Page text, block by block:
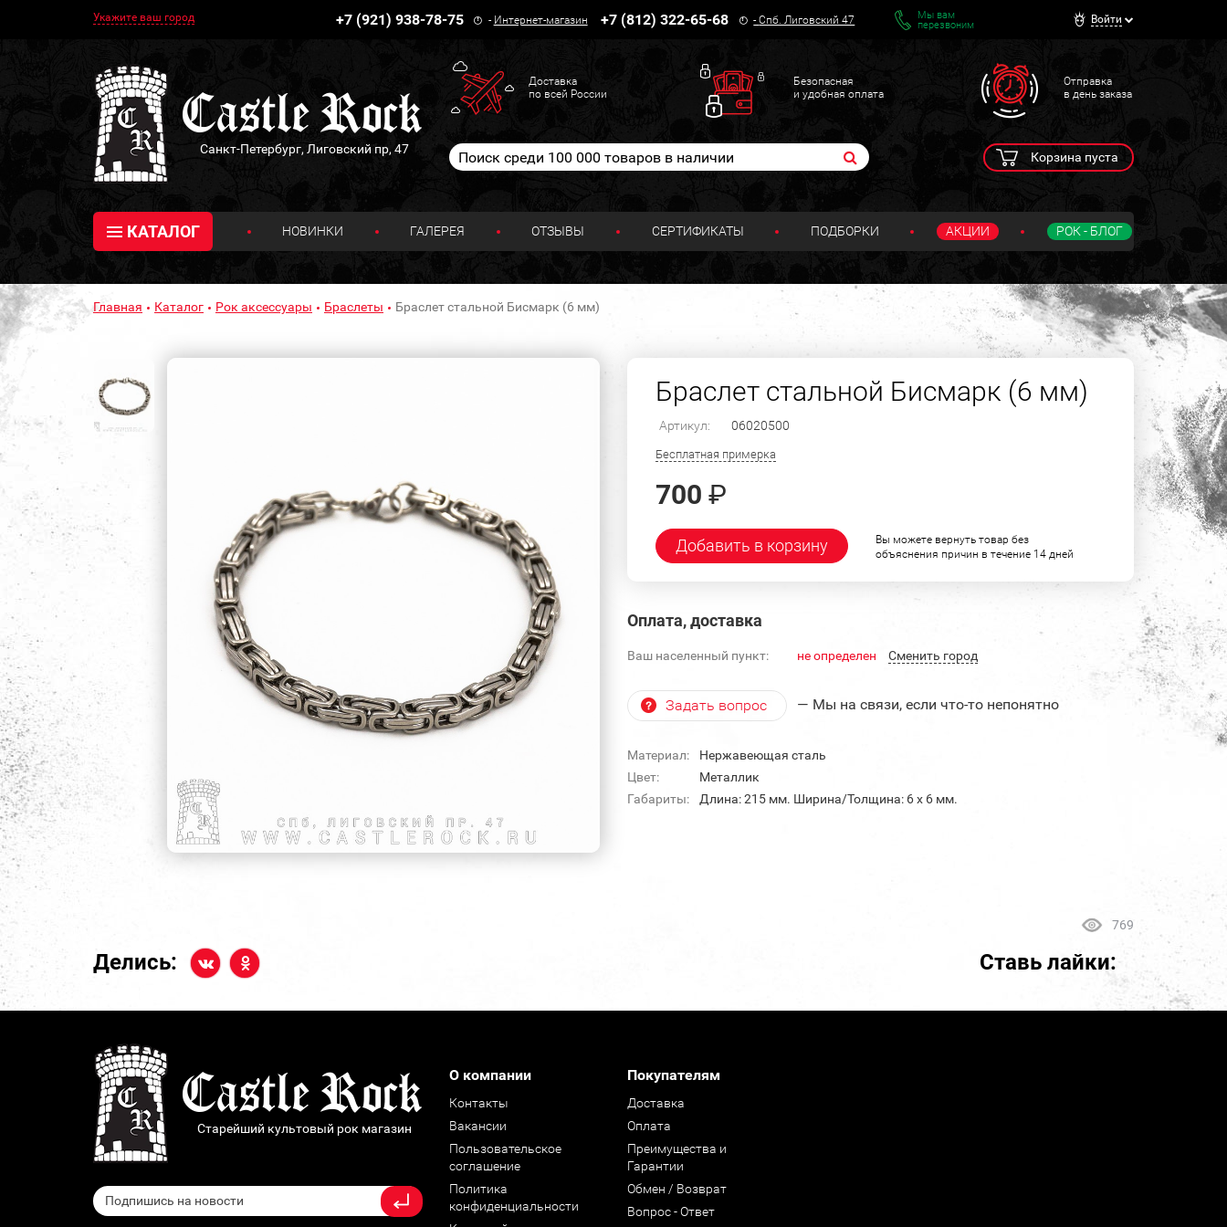
Укажите ваш город +7 (921) 938-78-75 - Интернет-магазин +7 (812) 322-65-68 -Спб. Лиговский 47
Мы вам
перезвоним
Войти
Санкт-Петербург, Лиговский пр, 47
Доставка
по всей России
Безопасная
и удобная оплата
Отправка
в день заказа
Корзина пуста
КАТАЛОГ НОВИНКИ ГАЛЕРЕЯ ОТЗЫВЫ СЕРТИФИКАТЫ ПОДБОРКИ АКЦИИ РОК - БЛОГ
Главная Каталог Рок аксессуары Браслеты Браслет стальной Бисмарк (6 мм)
Браслет стальной Бисмарк (6 мм)
Артикул: 06020500
Бесплатная примерка
700 ₽
Добавить в корзину
Вы можете вернуть товар без
объяснения причин в течение 14 дней
Оплата, доставка
Ваш населенный пункт: не определен Cменить город
Задать вопрос — Мы на связи, если что-то непонятно
Материал:
Нержавеющая сталь
Цвет:
Металлик
Габариты:
Длина: 215 мм. Ширина/Толщина: 6 х 6 мм.
769
Делись: Ставь лайки:
Старейший культовый рок магазин
О компании
Контакты
Вакансии
Пользовательское
соглашение
Политика
конфиденциальности
Покупателям
Доставка
Оплата
Преимущества и
Гарантии
Обмен / Возврат
Вопрос - Ответ